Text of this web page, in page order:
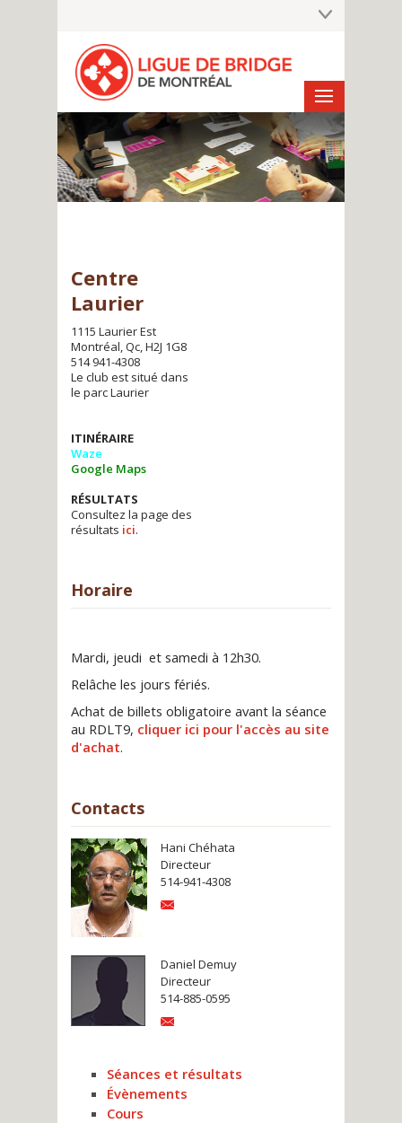
Centre
Laurier
1115 Laurier Est
Montréal, Qc, H2J 1G8
514 941-4308
Le club est situé dans
le parc Laurier
ITINÉRAIRE
Waze
Google Maps
RÉSULTATS
Consultez la page des
résultats ici.
Horaire
Mardi, jeudi et samedi à 12h30.
Relâche les jours fériés.
Achat de billets obligatoire avant la séance
au RDLT9, cliquer ici pour l'accès au site
d'achat.
Contacts
Hani Chéhata
Directeur
514-941-4308
Daniel Demuy
Directeur
514-885-0595
Séances et résultats
Évènements
Cours